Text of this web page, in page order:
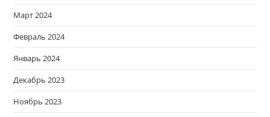
Март 2024
Февраль 2024
Январь 2024
Декабрь 2023
Ноябрь 2023